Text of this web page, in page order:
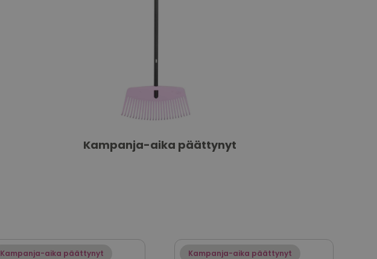
Kampanja-aika päättynyt
Kampanja-aika päättynyt Kampanja-aika päättynyt